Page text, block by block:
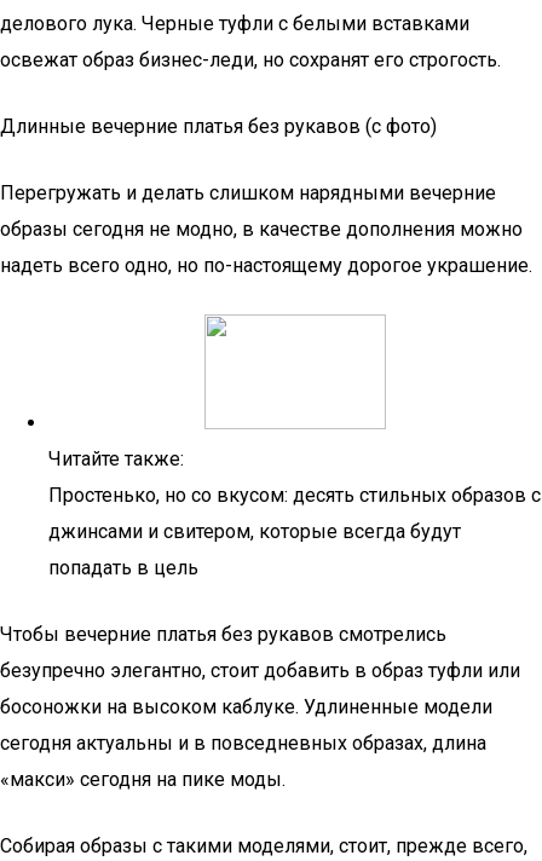
делового лука. Черные туфли с белыми вставками
освежат образ бизнес-леди, но сохранят его строгость.
Длинные вечерние платья без рукавов (с фото)
Перегружать и делать слишком нарядными вечерние
образы сегодня не модно, в качестве дополнения можно
надеть всего одно, но по-настоящему дорогое украшение.
Читайте также:
Простенько, но со вкусом: десять стильных образов с
джинсами и свитером, которые всегда будут
попадать в цель
Чтобы вечерние платья без рукавов смотрелись
безупречно элегантно, стоит добавить в образ туфли или
босоножки на высоком каблуке. Удлиненные модели
сегодня актуальны и в повседневных образах, длина
«макси» сегодня на пике моды.
Собирая образы с такими моделями, стоит, прежде всего,